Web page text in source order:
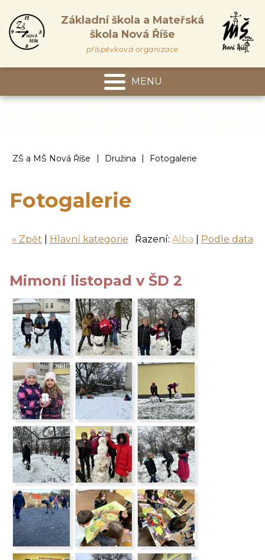
Základní škola a Mateřská
škola Nová Říše
příspěvková organizace
MENU
ZŠ a MŠ Nová Říše | Družina | Fotogalerie
Fotogalerie
Řazení: Alba Podle data
« Zpět Hlavní kategorie
Mimoní listopad v ŠD 2